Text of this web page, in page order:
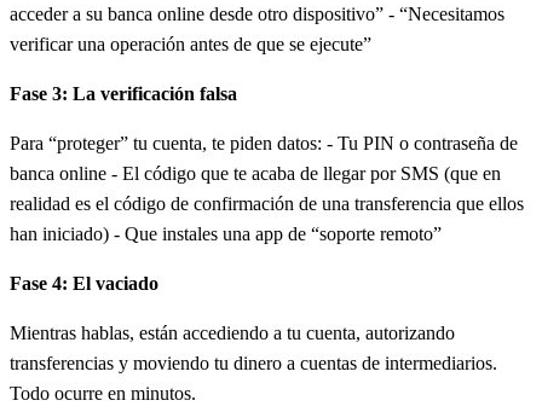
acceder a su banca online desde otro dispositivo” - “Necesitamos
verificar una operación antes de que se ejecute”
Fase 3: La verificación falsa
Para “proteger” tu cuenta, te piden datos: - Tu PIN o contraseña de
banca online - El código que te acaba de llegar por SMS (que en
realidad es el código de confirmación de una transferencia que ellos
han iniciado) - Que instales una app de “soporte remoto”
Fase 4: El vaciado
Mientras hablas, están accediendo a tu cuenta, autorizando
transferencias y moviendo tu dinero a cuentas de intermediarios.
Todo ocurre en minutos.